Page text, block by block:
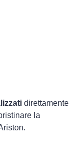
direttamente
la